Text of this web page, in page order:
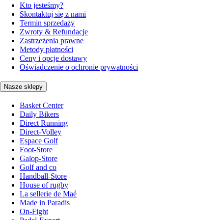
Kto jesteśmy?
Skontaktuj się z nami
Termin sprzedaży
Zwroty & Refundacje
Zastrzeżenia prawne
Metody płatności
Ceny i opcje dostawy
Oświadczenie o ochronie prywatności
Nasze sklepy
Basket Center
Daily Bikers
Direct Running
Direct-Volley
Espace Golf
Foot-Store
Galop-Store
Golf and co
Handball-Store
House of rugby
La sellerie de Maé
Made in Paradis
On-Fight